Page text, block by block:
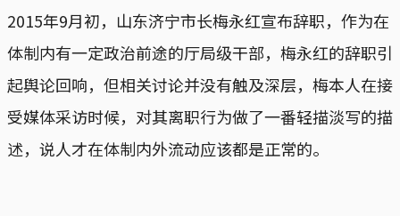
2015年9月初，山东济宁市长梅永红宣布辞职，作为在
体制内有一定政治前途的厅局级干部，梅永红的辞职引
起舆论回响，但相关讨论并没有触及深层，梅本人在接
受媒体采访时候，对其离职行为做了一番轻描淡写的描
述，说人才在体制内外流动应该都是正常的。